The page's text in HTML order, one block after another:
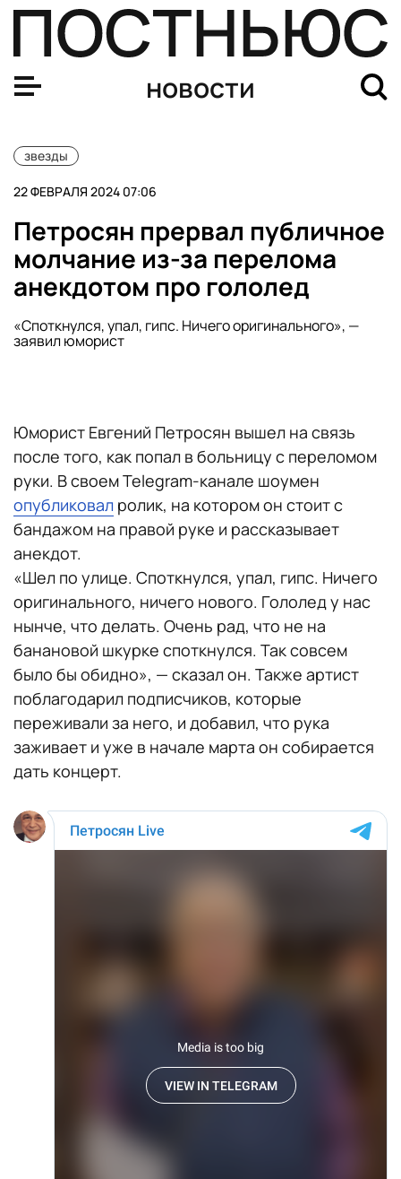
новости
звезды
22 ФЕВРАЛЯ 2024 07:06
Петросян прервал публичное
молчание из-за перелома
анекдотом про гололед
«Споткнулся, упал, гипс. Ничего оригинального», —
заявил юморист
Юморист Евгений Петросян вышел на связь
после того, как попал в больницу с переломом
руки. В своем Telegram-канале шоумен
опубликовал ролик, на котором он стоит с
бандажом на правой руке и рассказывает
анекдот.
«Шел по улице. Споткнулся, упал, гипс. Ничего
оригинального, ничего нового. Гололед у нас
нынче, что делать. Очень рад, что не на
банановой шкурке споткнулся. Так совсем
было бы обидно», — сказал он. Также артист
поблагодарил подписчиков, которые
переживали за него, и добавил, что рука
заживает и уже в начале марта он собирается
дать концерт.
Российского рэпера Матранга задержали в Таиланде